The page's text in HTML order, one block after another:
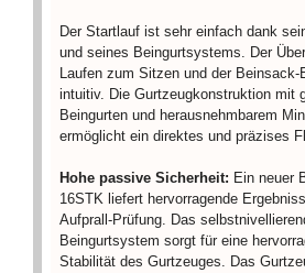
Der Startlauf ist sehr einfach dank
und seines Beingurtsystems. Der
Laufen zum Sitzen und der Beinsack-
intuitiv. Die Gurtzeugkonstruktion mit
Beingurten und herausnehmbarem
ermöglicht ein direktes und präzises
Hohe passive Sicherheit: Ein neuer
16STK liefert hervorragende
Aufprall-Prüfung. Das
Beingurtsystem sorgt für eine
Stabilität des Gurtzeuges. Das